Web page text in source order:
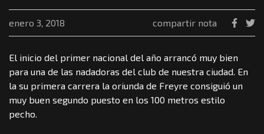
enero 3, 2018 compartir nota
El inicio del primer nacional del año arrancó muy bien
para una de las nadadoras del club de nuestra ciudad. En
la su primera carrera la oriunda de Freyre consiguió un
muy buen segundo puesto en los 100 metros estilo
pecho.